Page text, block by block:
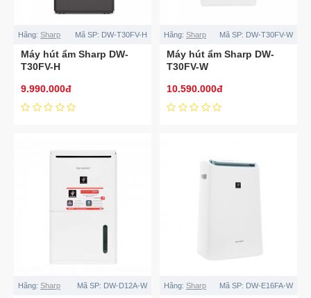
Hãng: Sharp Mã SP: DW-T30FV-H
Máy hút ẩm Sharp DW-
T30FV-H
9.990.000đ
Hãng: Sharp Mã SP: DW-T30FV-W
Máy hút ẩm Sharp DW-
T30FV-W
10.590.000đ
Hãng: Sharp Mã SP: DW-D12A-W Hãng: Sharp Mã SP: DW-E16FA-W